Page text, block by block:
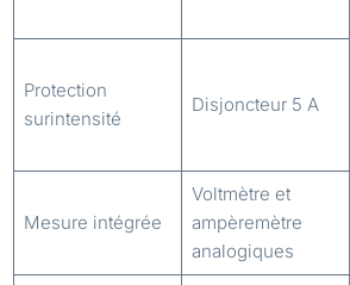
Protection
surintensité
Disjoncteur 5 A
Mesure intégrée
Voltmètre et
ampèremètre
analogiques